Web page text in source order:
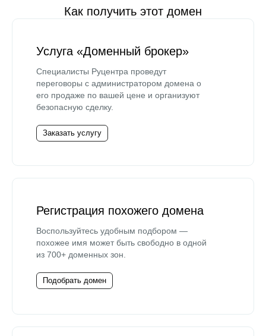
Как получить этот домен
Услуга «Доменный брокер»
Специалисты Руцентра проведут
переговоры с администратором домена о
его продаже по вашей цене и организуют
безопасную сделку.
Заказать услугу
Регистрация похожего домена
Воспользуйтесь удобным подбором —
похожее имя может быть свободно в одной
из 700+ доменных зон.
Подобрать домен